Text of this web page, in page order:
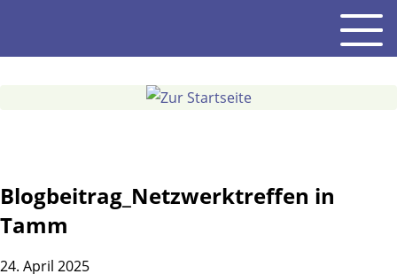
Inhalt
Blogbeitrag_Netzwerktreffen in
Tamm
24. April 2025